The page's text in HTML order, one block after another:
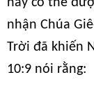
nhận Chúa
Trời đã khiến
10:9 nói rằng: